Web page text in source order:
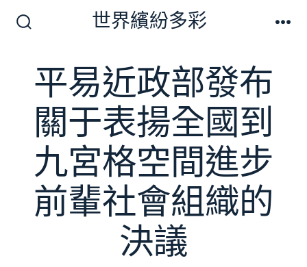
切
換
關
世界繽紛多彩
平易近政部發布
關于表揚全國到
九宮格空間進步
前輩社會組織的
決議